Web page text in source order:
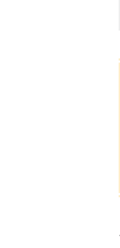
製
バ
説